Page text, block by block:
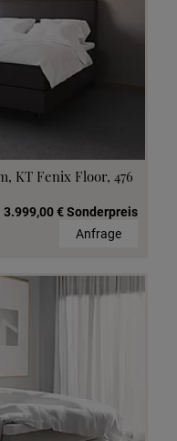
KT Fenix Floor, 476
3.999,00 € Sonderpreis
Anfrage